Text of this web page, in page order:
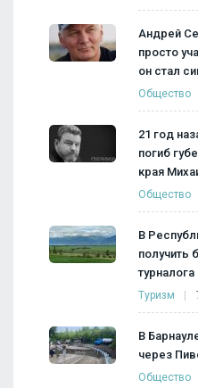
Андрей
просто
он стал
Общество
21 год
погиб
края
Общество
В
получить
турналога
Туризм
В
через
Общество